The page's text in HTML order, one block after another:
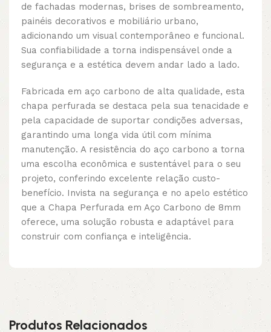
de fachadas modernas, brises de sombreamento,
painéis decorativos e mobiliário urbano,
adicionando um visual contemporâneo e funcional.
Sua confiabilidade a torna indispensável onde a
segurança e a estética devem andar lado a lado.
Fabricada em aço carbono de alta qualidade, esta
chapa perfurada se destaca pela sua tenacidade e
pela capacidade de suportar condições adversas,
garantindo uma longa vida útil com mínima
manutenção. A resistência do aço carbono a torna
uma escolha econômica e sustentável para o seu
projeto, conferindo excelente relação custo-
benefício. Invista na segurança e no apelo estético
que a Chapa Perfurada em Aço Carbono de 8mm
oferece, uma solução robusta e adaptável para
construir com confiança e inteligência.
Produtos Relacionados